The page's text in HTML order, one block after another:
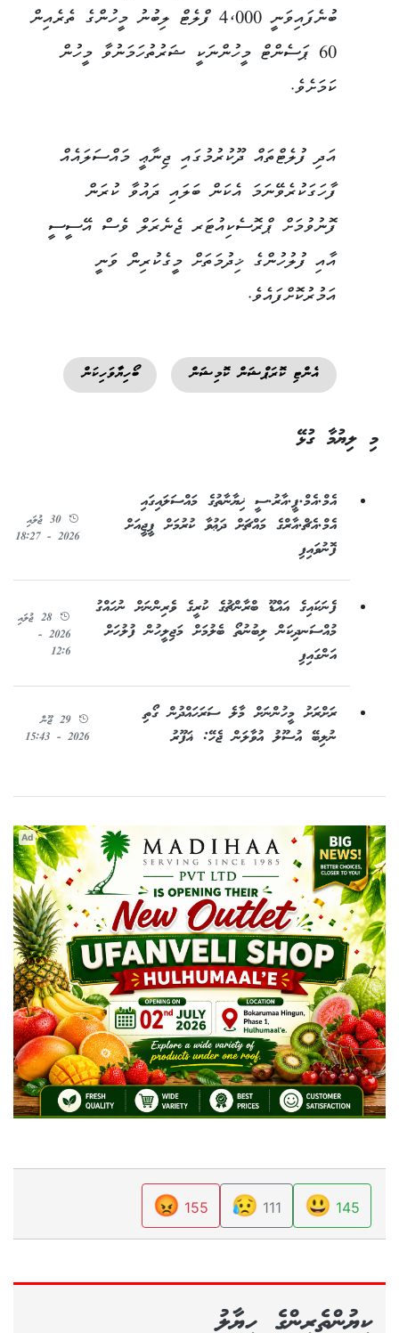
ބުނެފައިވަނީ 4،000 ފްލެޓް ލިބުނު މީހުންގެ ތެރެއިން
60 ޕަސެންޓް މީހުންނަކީ ޝަރުތުހަމަނުވާ މީހުން
ކަމަށެވެ.
އަދި ފުލެޓްތައް ދޫކުރުމުގައި ޖިނާޢީ މައްސަލައެއް
ފާހަގަކުރެވޭނަމަ އެކަން ބަލައި ދައުވާ ކުރަން
ފޮނުވުމަށް ޕްރޮސެކިއުޓަރ ޖެނެރަލް ވެސް އޭސީސީ
އާއި ފުލުހުންގެ ޚިދުމަތަށް މީގެކުރިން ވަނީ
އަމުރުކޮށްފައެވެ.
އެންޓި ކޮރަޕްޝަން ކޮމިޝަން ބޯހިޔާވަހިކަން
މި ލިޔުމާ ގުޅޭ
އެމް.އެމް.ޕީ.އާރު.ސީ ޚިޔާނާތުގެ މައްސަލައިގައި
އެމް.އެޗް.އާރްގެ މައްޗަށް ދަޢުވާ ކުރުމަށް ޕީޖީއަށް
ފޮނުވައިފި
30 ޖުލައި
2026 - 18:27
ފެނަކައިގެ އައްޑޫ ބްރާންޗުގެ ކުރީގެ ވެރިންނަށް ނުހައްގު
މުއްސަނދިކަން ލިބުނުތޯ ބެލުމަށް މަޖިލީހުން ފުލުހަށް
އަންގައިފި
28 ޖުލައި
2026 -
12:6
ރަށްރަށު މީހުންނަށް މާލެ ސަރަހައްދުން ގޯތި
ނުލިބޭ އުސޫލު އުވާލަން ޖެހޭ: ޣަފޫރު
29 ޖޫން
2026 - 15:43
Ad
145
😃
111
😥
155
😡
ކިޔުންތެރިންގެ ހިޔާލު